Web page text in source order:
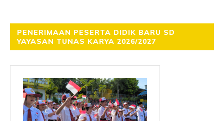
PENERIMAAN PESERTA DIDIK BARU SD
YAYASAN TUNAS KARYA 2026/2027